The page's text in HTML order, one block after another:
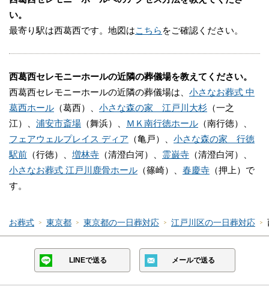
西葛西セレモニーホールご利用時の注意点をご紹介い
たします。
西葛西セレモニーホールのご利用を検討される
場合はご相談ください
無料でご相談を承ります。
ません。
葬儀のことが何もわからなくても、お電話口でご状況
をお伺いしながら適切にアドバイスいたします。
い。
最寄り駅は西葛西です。地図はこちら をご確認ください。
西葛西セレモニーホールの近隣の葬儀場を教えてください。
西葛西セレモニーホールの近隣の葬儀場は、 小さなお葬式 中
葛西ホール （葛西）、 小さな森の家 江戸川大杉 （一之
江）、 浦安市斎場 （舞浜）、 ＭＫ南行徳ホール （南行徳）、
フェアウェルプレイス ディア （亀戸）、 小さな森の家 行徳
駅前 （行徳）、 増林寺 （清澄白河）、 霊巌寺 （清澄白河）、
小さなお葬式 江戸川鹿骨ホール （篠崎）、 春慶寺 （押上）で
す。
お葬式 東京都 東京都の一日葬対応 江戸川区の一日葬対応
LINEで送る メールで送る